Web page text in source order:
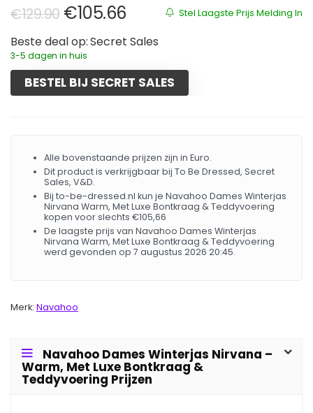
Stel Laagste Prijs Melding In
€129.90 Oorspronkelijke prijs was:
€105.66Huidige prijs is: €105.66.
Beste deal op: Secret Sales
3-5 dagen in huis
BESTEL BIJ SECRET SALES
Alle bovenstaande prijzen zijn in Euro.
Dit product is verkrijgbaar bij To Be Dressed, Secret
Sales, V&D.
Bij to-be-dressed.nl kun je Navahoo Dames Winterjas
Nirvana Warm, Met Luxe Bontkraag & Teddyvoering
kopen voor slechts €105,66
De laagste prijs van Navahoo Dames Winterjas
Nirvana Warm, Met Luxe Bontkraag & Teddyvoering
werd gevonden op 7 augustus 2026 20:45.
Merk: Navahoo
Navahoo Dames Winterjas Nirvana –
Warm, Met Luxe Bontkraag &
Teddyvoering Prijzen